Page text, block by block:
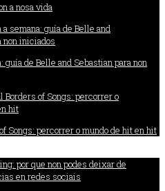
a nosa vida
guía de Belle and Sebastian para non
Songs: percorrer o mundo de hit en hit